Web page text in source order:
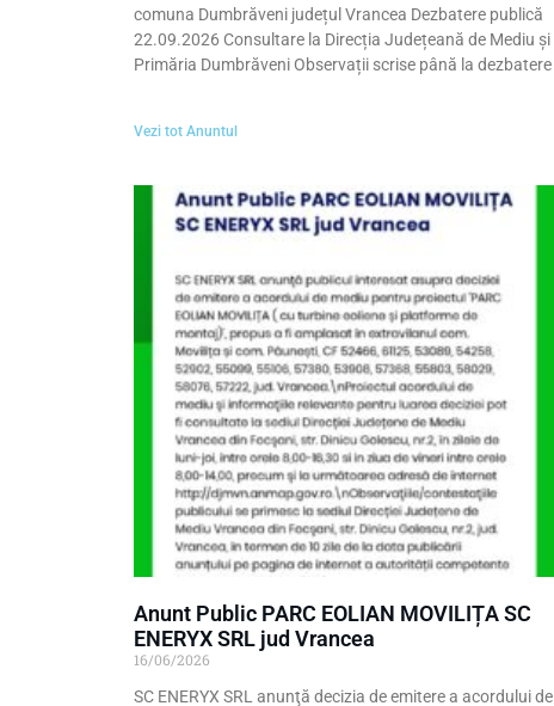
comuna Dumbrăveni județul Vrancea Dezbatere publică
22.09.2026 Consultare la Direcția Județeană de Mediu și
Primăria Dumbrăveni Observații scrise până la dezbatere
Vezi tot Anuntul
Anunt Public PARC EOLIAN MOVILIȚA SC
ENERYX SRL jud Vrancea
16/06/2026
SC ENERYX SRL anunţă decizia de emitere a acordului de